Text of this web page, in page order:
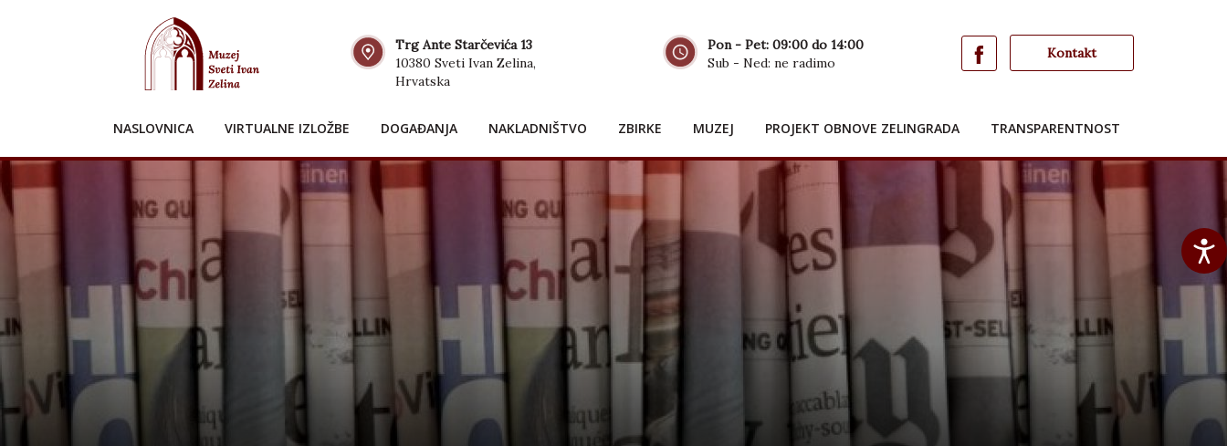
Trg Ante Starčevića 13
10380 Sveti Ivan Zelina,
Hrvatska
Pon - Pet: 09:00 do 14:00
Sub - Ned: ne radimo
Kontakt
NASLOVNICA VIRTUALNE IZLOŽBE DOGAĐANJA NAKLADNIŠTVO ZBIRKE MUZEJ PROJEKT OBNOVE ZELINGRADA TRANSPARENTNOST